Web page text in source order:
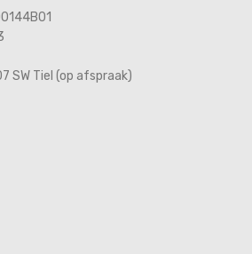
SW Tiel (op afspraak)